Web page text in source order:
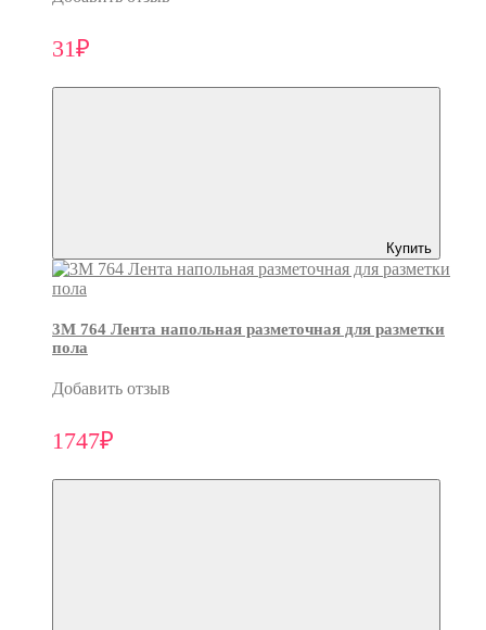
31₽
Купить
3M 764 Лента напольная разметочная для разметки
пола
Добавить отзыв
1747₽